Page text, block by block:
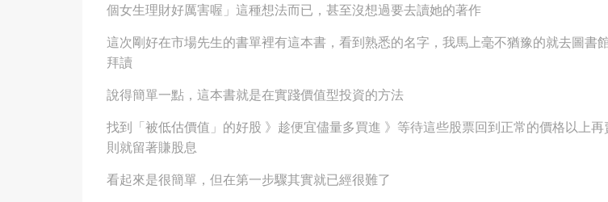
個女生理財好厲害喔」這種想法而已，甚至沒想過要去讀她的著作
這次剛好在市場先生的書單裡有這本書，看到熟悉的名字，我馬上毫不猶豫的就去圖書
拜讀
說得簡單一點，這本書就是在實踐價值型投資的方法
找到「被低估價值」的好股 》趁便宜儘量多買進 》等待這些股票回到正常的價格以上
則就留著賺股息
看起來是很簡單，但在第一步驟其實就已經很難了